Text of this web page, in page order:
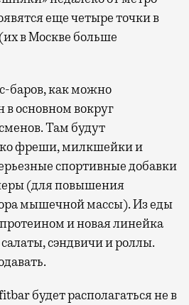
еще четыре точки в
в Москве больше
баров, как можно
в основном вокруг
Там будут
фреши, милкшейки и
спортивные добавки
(для повышения
мышечной массы). Из еды
и новая линейка
сэндвичи и роллы.
будет располагаться не в